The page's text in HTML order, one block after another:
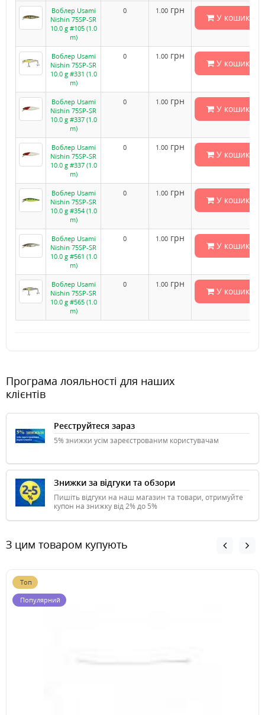
Воблер Usami
Nishin 75SP-SR
10.0 g #105 (1.0
m)
0 1.00 грн
У кошик
Воблер Usami
Nishin 75SP-SR
10.0 g #331 (1.0
m)
0 1.00 грн
У кошик
Воблер Usami
Nishin 75SP-SR
10.0 g #337 (1.0
m)
0 1.00 грн
У кошик
Воблер Usami
Nishin 75SP-SR
10.0 g #337 (1.0
m)
0 1.00 грн
У кошик
Воблер Usami
Nishin 75SP-SR
10.0 g #354 (1.0
m)
0 1.00 грн
У кошик
Воблер Usami
Nishin 75SP-SR
10.0 g #561 (1.0
m)
0 1.00 грн
У кошик
Воблер Usami
Nishin 75SP-SR
10.0 g #565 (1.0
m)
0 1.00 грн
У кошик
Програма лояльності для наших
клієнтів
Реєструйтеся зараз
5% знижки усім зареєстрованим користувачам
Знижки за відгуки та обзори
Пишіть відгуки на наш магазин та товари, отримуйте
купон на знижку від 2% до 5%
З цим товаром купують
Топ
Популярний